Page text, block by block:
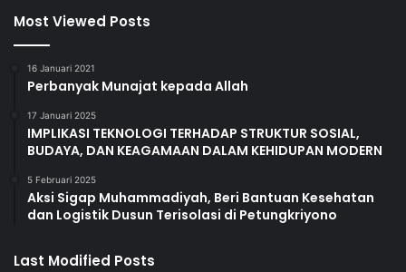
Most Viewed Posts
16 Januari 2021
Perbanyak Munajat kepada Allah
17 Januari 2025
IMPLIKASI TEKNOLOGI TERHADAP STRUKTUR SOSIAL,
BUDAYA, DAN KEAGAMAAN DALAM KEHIDUPAN MODERN
5 Februari 2025
Aksi Sigap Muhammadiyah, Beri Bantuan Kesehatan
dan Logistik Dusun Terisolasi di Petungkriyono
Last Modified Posts